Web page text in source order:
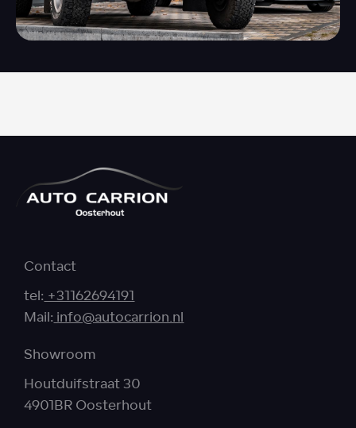
Contact
tel:+31162694191
Mail:info@autocarrion.nl
Showroom
Houtduifstraat 30
4901BR Oosterhout